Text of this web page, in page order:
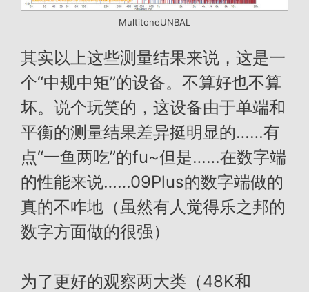
MultitoneUNBAL
其实以上这些测量结果来说，这是一
个“中规中矩”的设备。不算好也不算
坏。说个玩笑的，这设备由于单端和
平衡的测量结果差异挺明显的……有
点“一鱼两吃”的fu~但是……在数字端
的性能来说……09Plus的数字端做的
真的不咋地（虽然有人觉得乐之邦的
数字方面做的很强）
为了更好的观察两大类（48K和